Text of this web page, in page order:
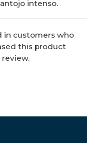
intenso.
in customers who
this product
review.